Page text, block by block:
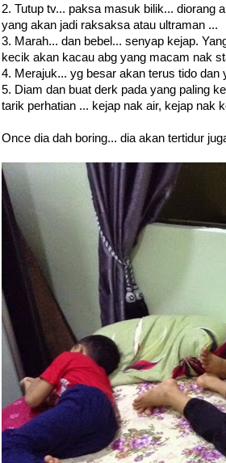
2. Tutup tv... paksa masuk bilik... diorang
yang akan jadi raksaksa atau ultraman ...
3. Marah... dan bebel... senyap kejap.
kecik akan kacau abg yang macam nak
4. Merajuk... yg besar akan terus tido dan
5. Diam dan buat derk pada yang paling
tarik perhatian ... kejap nak air, kejap nak
Once dia dah boring... dia akan tertidur